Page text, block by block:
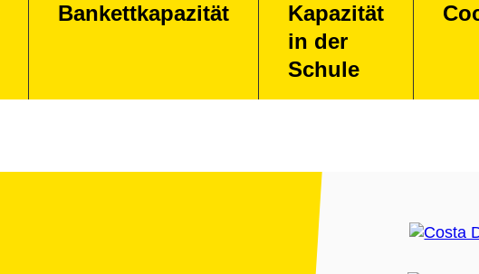
Bankettkapazität
Kapazität
in der
Schule